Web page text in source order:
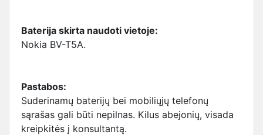
Baterija skirta naudoti vietoje:
Nokia BV-T5A.
Pastabos:
Suderinamų baterijų bei mobiliųjų telefonų
sąrašas gali būti nepilnas. Kilus abejonių, visada
kreipkitės į konsultantą.